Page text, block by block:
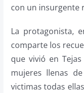
con un insurgente
La protagonista,
comparte los
que vivió en
mujeres llenas
victimas todas